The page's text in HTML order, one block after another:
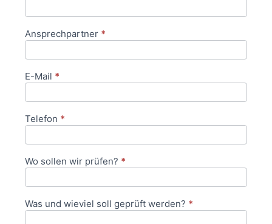
Ansprechpartner *
E-Mail *
Telefon *
Wo sollen wir prüfen? *
Was und wieviel soll geprüft werden? *